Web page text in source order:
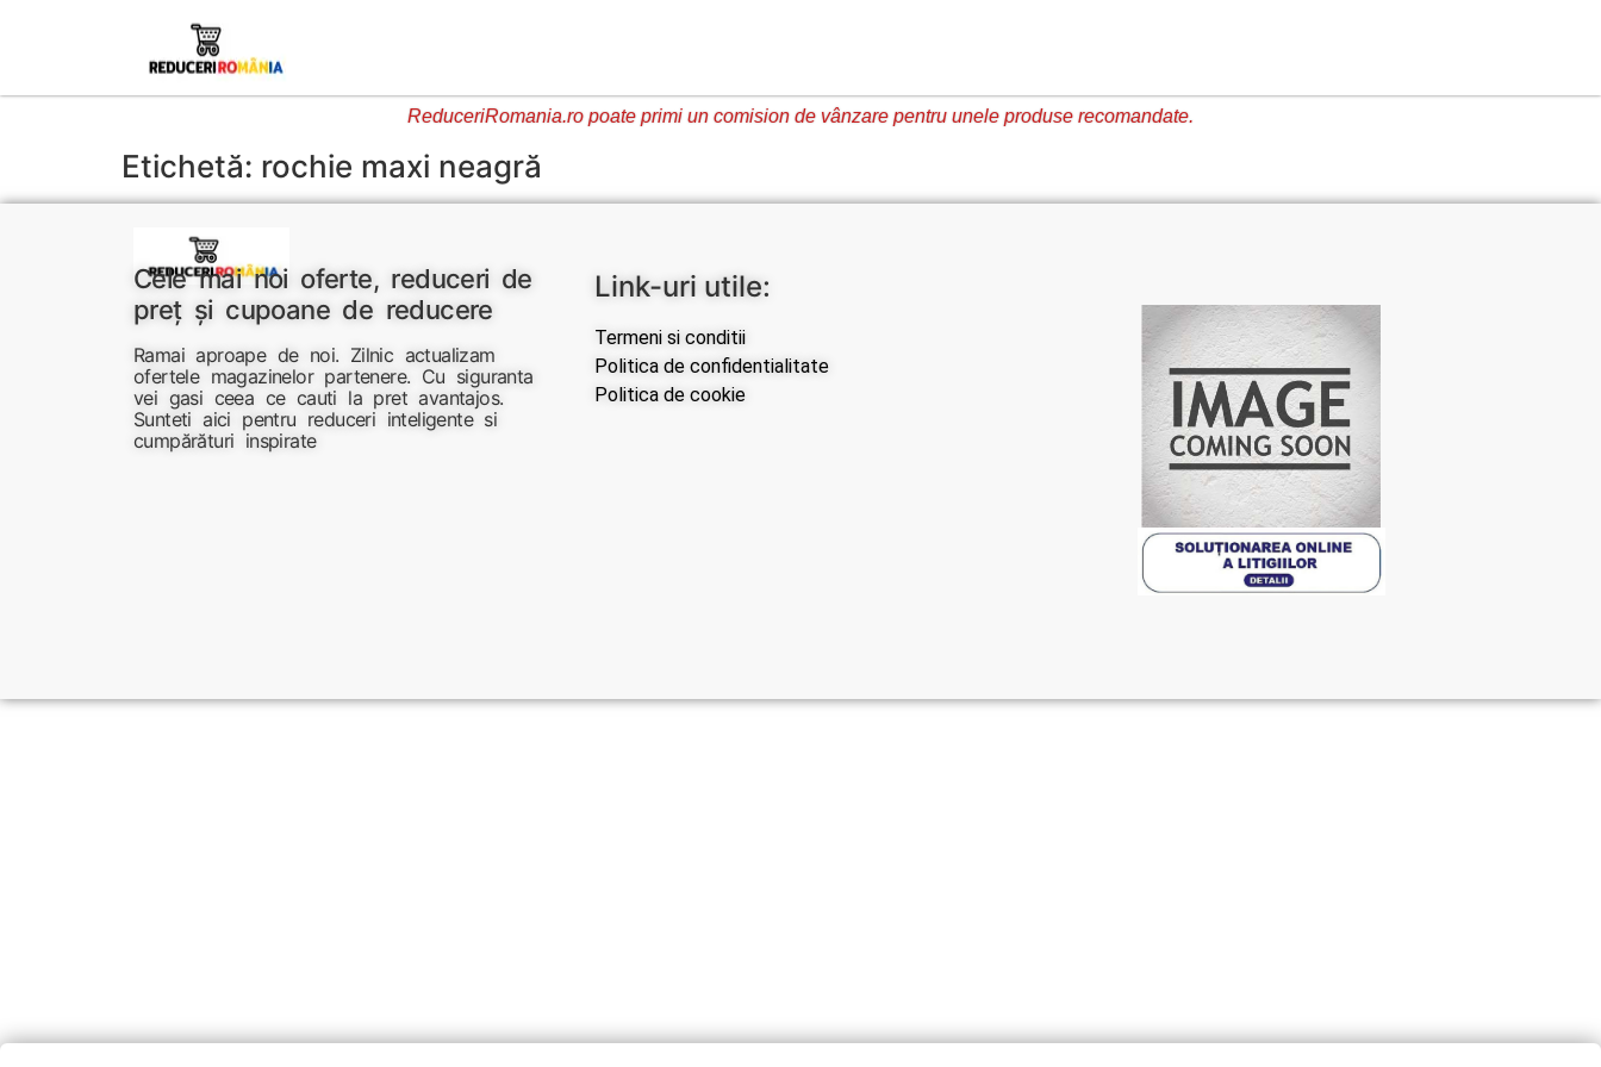
ReduceriRomania.ro poate primi un comision de vânzare pentru unele produse recomandate.
Etichetă: rochie maxi neagră
Cele mai noi oferte, reduceri de
preț și cupoane de reducere
Ramai aproape de noi. Zilnic actualizam
ofertele magazinelor partenere. Cu siguranta
vei gasi ceea ce cauti la pret avantajos.
Sunteti aici pentru reduceri inteligente si
cumpărături inspirate
Link-uri utile:
Termeni si conditii
Politica de confidentialitate
Politica de cookie